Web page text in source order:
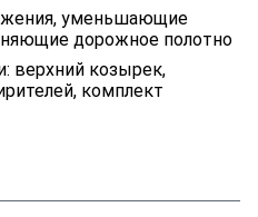
уменьшающие
дорожное полотно
верхний козырек,
комплект